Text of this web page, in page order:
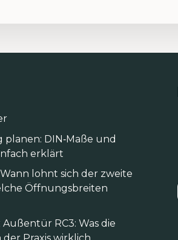
DIN‑Maße und
erklärt
lohnt sich der zweite
Öffnungsbreiten
RC3: Was die